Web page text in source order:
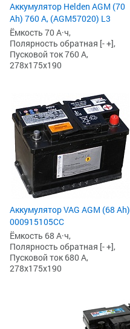
Аккумулятор Helden AGM (70
Ah) 760 А, (AGM57020) L3
Ёмкость 70 А·ч,
Полярность обратная [- +],
Пусковой ток 760 А,
278x175x190
Аккумулятор VAG AGM (68 Ah)
000915105CC
Ёмкость 68 А·ч,
Полярность обратная [- +],
Пусковой ток 680 А,
278x175x190